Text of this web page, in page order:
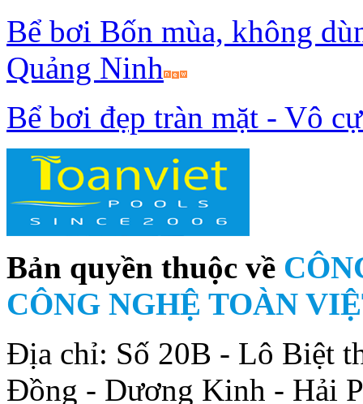
Bể bơi Bốn mùa, không
Quảng Ninh
Bể bơi đẹp tràn mặt - Vô
Bản quyền thuộc về
CÔNG NGHỆ TOÀN
Địa chỉ: Số 20B - Lô Biệt
Đồng - Dương Kinh - Hải